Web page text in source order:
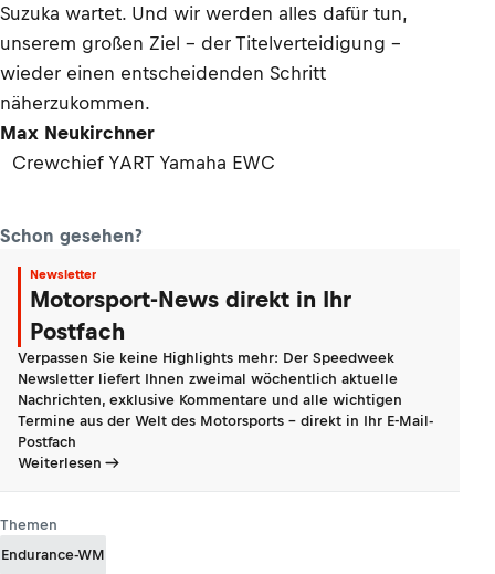
Suzuka wartet. Und wir werden alles dafür tun,
unserem großen Ziel – der Titelverteidigung –
wieder einen entscheidenden Schritt
näherzukommen.
Max Neukirchner
Crewchief YART Yamaha EWC
Schon gesehen?
Newsletter
Motorsport-News direkt in Ihr
Postfach
Verpassen Sie keine Highlights mehr: Der Speedweek
Newsletter liefert Ihnen zweimal wöchentlich aktuelle
Nachrichten, exklusive Kommentare und alle wichtigen
Termine aus der Welt des Motorsports - direkt in Ihr E-Mail-
Postfach
Weiterlesen
Themen
Endurance-WM